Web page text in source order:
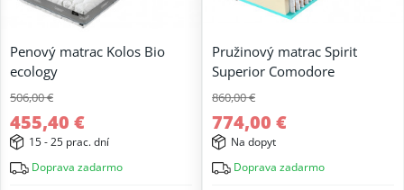
Penový matrac Kolos Bio
ecology
506,00 €
455,40 €
15 - 25 prac. dní
Doprava zadarmo
Pružinový matrac Spirit
Superior Comodore
860,00 €
774,00 €
Na dopyt
Doprava zadarmo